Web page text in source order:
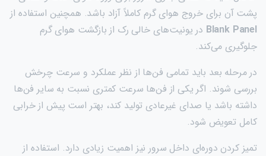
پشت آن برای خروج هوای گرم کاملاً آزاد باشد. همچنین استفاده از
Blank Panel در یونیت‌های خالی رک از بازگشت هوای گرم
جلوگیری می‌کند.
در مرحله بعد باید تمامی فن‌ها از نظر عملکرد و سرعت چرخش
بررسی شوند. اگر یکی از فن‌ها سرعت کمتری نسبت به سایر فن‌ها
داشته باشد یا صدای غیرعادی تولید کند، بهتر است پیش از خرابی
کامل تعویض شود.
تمیز کردن دوره‌ای داخل سرور نیز اهمیت زیادی دارد. استفاده از